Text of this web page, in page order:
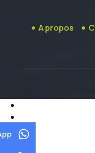
A propos